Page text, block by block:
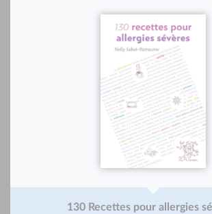
130 Recettes pour allergies